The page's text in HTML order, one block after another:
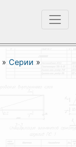
» Серии »